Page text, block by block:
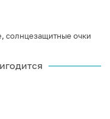
, солнцезащитные очки